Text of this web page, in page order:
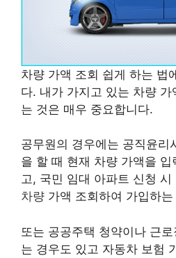
차량 가액 조회 쉽게 하는 법
다. 내가 가지고 있는 차량
는 것은 매우 중요합니다.
공무원의 경우에는 공직윤리
을 할 때 현재 차량 가액을
고, 국민 임대 아파트 신청
차량 가액 조회하여 가입하
또는 공공주택 청약이나 근
는 경우도 있고 자동차 보험